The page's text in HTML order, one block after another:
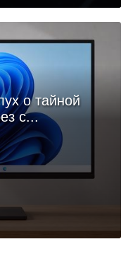
о тайной
с...